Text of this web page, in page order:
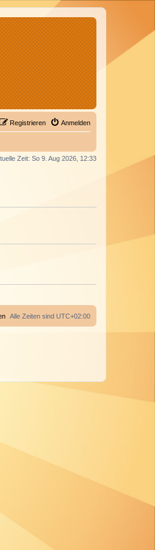
Anmelden
Registrieren
Zeit: So 9. Aug 2026, 12:33
Alle Zeiten sind UTC+02:00